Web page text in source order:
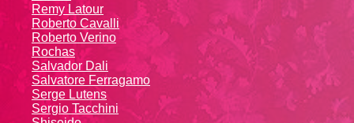
Remy Latour
Roberto Cavalli
Roberto Verino
Rochas
Salvador Dali
Salvatore Ferragamo
Serge Lutens
Sergio Tacchini